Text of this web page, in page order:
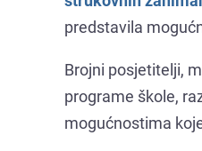
predstavila
Brojni posjetitelji,
programe škole,
mogućnostima